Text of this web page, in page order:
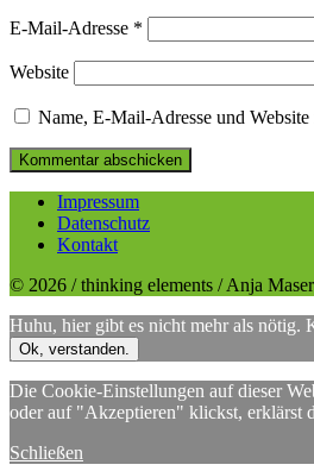
E-Mail-Adresse *
Website
Name, E-Mail-Adresse und
Impressum
Datenschutz
Kontakt
© 2026 / thinking elements / Anja Maser
Huhu, hier gibt es nicht mehr als nötig.
Ok, verstanden.
Die Cookie-Einstellungen auf dieser
oder auf "Akzeptieren" klickst, erklärst
Schließen